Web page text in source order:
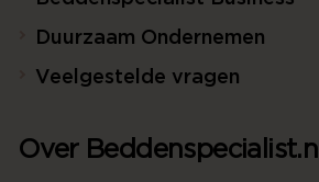
Duurzaam Ondernemen
Veelgestelde vragen
Over Beddenspecialist.nl